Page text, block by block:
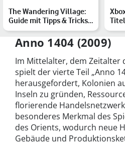
The Wandering Village:
Guide mit Tipps & Tricks
zu Wissen, Gebäud…
Anno 1404 (2009)
Im Mittelalter, dem Zeitalter
spielt der vierte Teil „Anno
herausgefordert, Kolonien
Inseln zu gründen,
florierende
besonderes Merkmal des
des Orients, wodurch neue
Gebäude und